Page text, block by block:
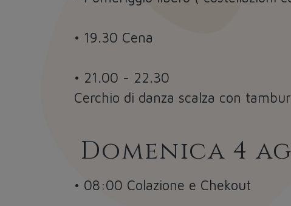
• 19.30 Cena
• 21.00 - 22.30
Cerchio di danza scalza con
Domenica 4
• 08:00 Colazione e Chekout